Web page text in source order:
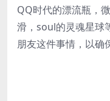
QQ时代的漂流瓶，
滑，soul的灵魂星球
朋友这件事情，以确